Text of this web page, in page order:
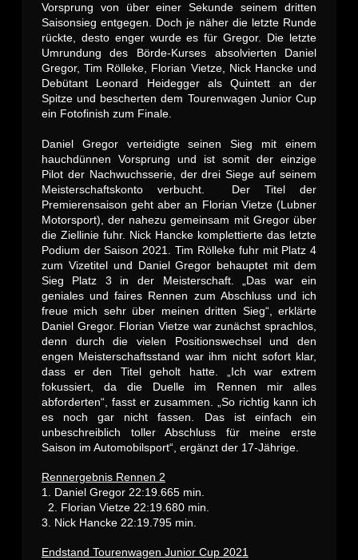
Vorsprung von über einer Sekunde seinem dritten
Saisonsieg entgegen. Doch je näher die letzte Runde
rückte, desto enger wurde es für Gregor. Die letzte
Umrundung des Börde-Kurses absolvierten Daniel
Gregor, Tim Rölleke, Florian Vietze, Nick Hancke und
Debütant Leonard Heidegger als Quintett an der
Spitze und bescherten dem Tourenwagen Junior Cup
ein Fotofinish zum Finale.
Daniel Gregor verteidigte seinen Sieg mit einem
hauchdünnen Vorsprung und ist somit der einzige
Pilot der Nachwuchsserie, der drei Siege auf seinem
Meisterschaftskonto verbucht. Der Titel der
Premierensaison geht aber an Florian Vietze (Lubner
Motorsport), der nahezu gemeinsam mit Gregor über
die Ziellinie fuhr. Nick Hancke komplettierte das letzte
Podium der Saison 2021. Tim Rölleke fuhr mit Platz 4
zum Vizetitel und Daniel Gregor behauptet mit dem
Sieg Platz 3 in der Meisterschaft. „Das war ein
geniales und faires Rennen zum Abschluss und ich
freue mich sehr über meinen dritten Sieg“, erklärte
Daniel Gregor. Florian Vietze war zunächst sprachlos,
denn durch die vielen Positionswechsel und den
engen Meisterschaftsstand war ihm nicht sofort klar,
dass er den Titel geholt hatte. „Ich war extrem
fokussiert, da die Duelle im Rennen mir alles
abforderten“, fasst er zusammen. „So richtig kann ich
es noch gar nicht fassen. Das ist einfach ein
unbeschreiblich toller Abschluss für meine erste
Saison im Automobilsport“, ergänzt der 17-Jährige.
Rennergebnis Rennen 2
1. Daniel Gregor 22:19.665 min.
2. Florian Vietze 22:19.680 min.
3. Nick Hancke 22:19.795 min.
Endstand Tourenwagen Junior Cup 2021